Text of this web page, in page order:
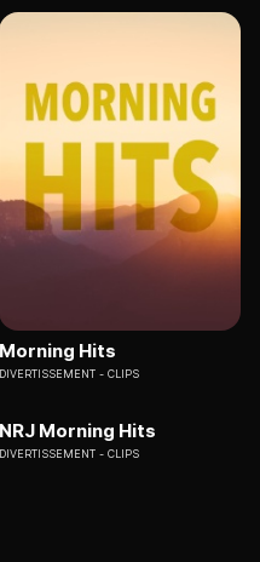
Morning Hits
DIVERTISSEMENT CLIPS
NRJ Morning Hits
DIVERTISSEMENT CLIPS